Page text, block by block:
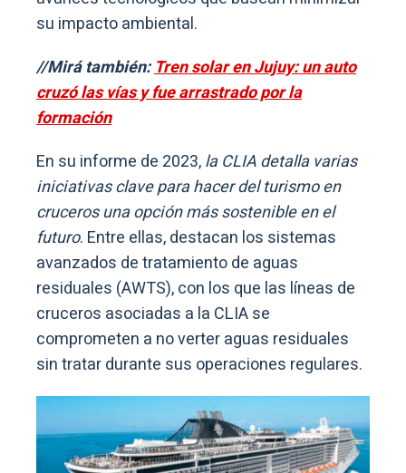
su impacto ambiental.
//Mirá también:Tren solar en Jujuy: un auto
cruzó las vías y fue arrastrado por la
formación
En su informe de 2023,la CLIA detalla varias
iniciativas clave para hacer del turismo en
cruceros una opción más sostenible en el
futuro. Entre ellas, destacan los sistemas
avanzados de tratamiento de aguas
residuales (AWTS), con los que las líneas de
cruceros asociadas a la CLIA se
comprometen a no verter aguas residuales
sin tratar durante sus operaciones regulares.